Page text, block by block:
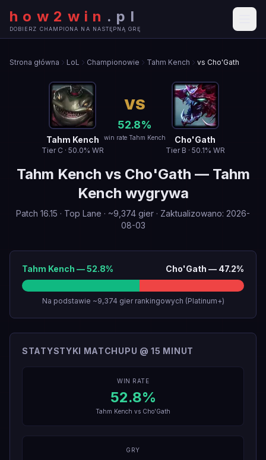
how2win . pl
DOBIERZ CHAMPIONA NA NASTĘPNĄ GRĘ
Strona główna LoL Championowie Tahm Kench vs Cho'Gath
Tahm Kench
Tier C · 50.0% WR
VS
52.8%
win rate Tahm Kench Cho'Gath
Tier B · 50.1% WR
Tahm Kench vs Cho'Gath — Tahm
Kench wygrywa
Patch 16.15 · Top Lane · ~9,374 gier · Zaktualizowano: 2026-
08-03
Tahm Kench —52.8% Cho'Gath — 47.2%
Na podstawie ~9,374 gier rankingowych (Platinum+)
STATYSTYKI MATCHUPU @ 15 MINUT
WIN RATE
52.8%
Tahm Kench vs Cho'Gath
GRY